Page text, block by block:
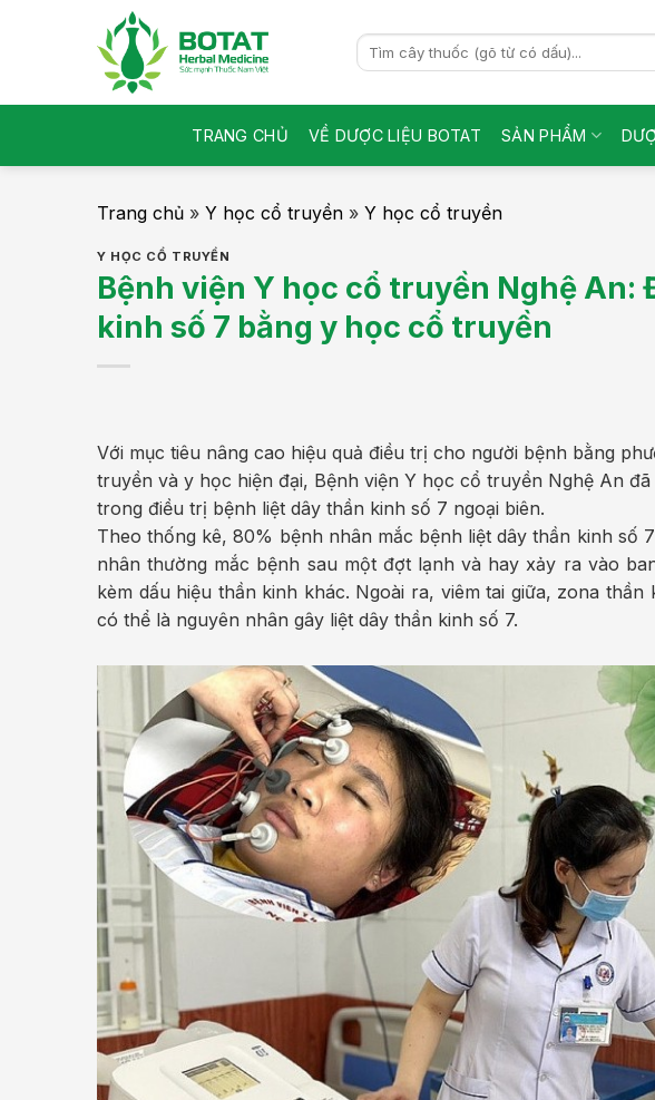
Search
for:
TRANG CHỦ VỀ DƯỢC LIỆU BOTAT SẢN PHẨM
Trang chủ » Y học cổ truyền » Y học cổ truyền
Y HỌC CỔ TRUYỀN
Bệnh viện Y học cổ truyền Nghệ
kinh số 7 bằng y học cổ truyền
Với mục tiêu nâng cao hiệu quả điều trị cho người bệnh bằng
truyền và y học hiện đại, Bệnh viện Y học cổ truyền Nghệ An
trong điều trị bệnh liệt dây thần kinh số 7 ngoại biên.
Theo thống kê, 80% bệnh nhân mắc bệnh liệt dây thần kinh số
nhân thường mắc bệnh sau một đợt lạnh và hay xảy ra vào
kèm dấu hiệu thần kinh khác. Ngoài ra, viêm tai giữa, zona
có thể là nguyên nhân gây liệt dây thần kinh số 7.